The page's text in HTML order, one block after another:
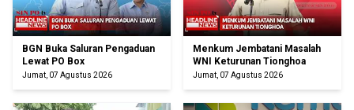
BGN Buka Saluran Pengaduan
Lewat PO Box
Jumat, 07 Agustus 2026
Menkum Jembatani Masalah
WNI Keturunan Tionghoa
Jumat, 07 Agustus 2026